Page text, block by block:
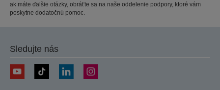
ak máte ďalšie otázky, obráťte sa na naše oddelenie podpory, ktoré vám
poskytne dodatočnú pomoc.
Sledujte nás